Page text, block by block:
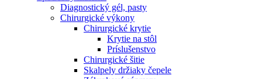
Diagnostický gél, pasty
Chirurgické výkony
Chirurgické krytie
Krytie na stôl
Príslušenstvo
Chirurgické šitie
Skalpely držiaky čepele